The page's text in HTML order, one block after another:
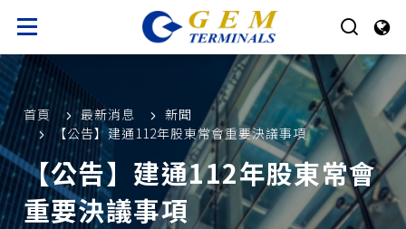
首頁 最新消息
新聞
【公告】建通112年股東常會重要決議事項
【公告】建通112年股東常會
重要決議事項